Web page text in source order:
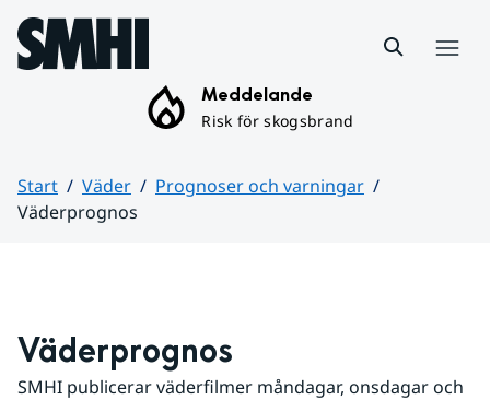
Hoppa till sidans innehåll
Meddelande
Risk för skogsbrand
Start Väder
Prognoser och varningar
Väderprognos
Väderprognos
SMHI publicerar väderfilmer måndagar, onsdagar och